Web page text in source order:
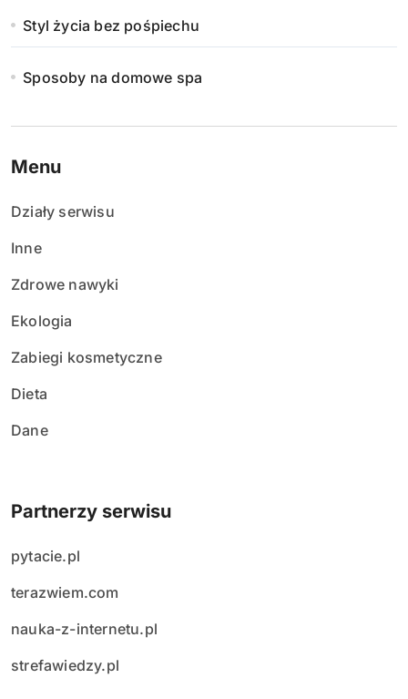
Styl życia bez pośpiechu
Sposoby na domowe spa
Menu
Działy serwisu
Inne
Zdrowe nawyki
Ekologia
Zabiegi kosmetyczne
Dieta
Dane
Partnerzy serwisu
pytacie.pl
terazwiem.com
nauka-z-internetu.pl
strefawiedzy.pl